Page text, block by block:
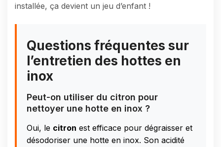
installée, ça devient un jeu d’enfant !
Questions fréquentes sur
l’entretien des hottes en
inox
Peut-on utiliser du citron pour
nettoyer une hotte en inox ?
Oui, le citron est efficace pour dégraisser et
désodoriser une hotte en inox. Son acidité